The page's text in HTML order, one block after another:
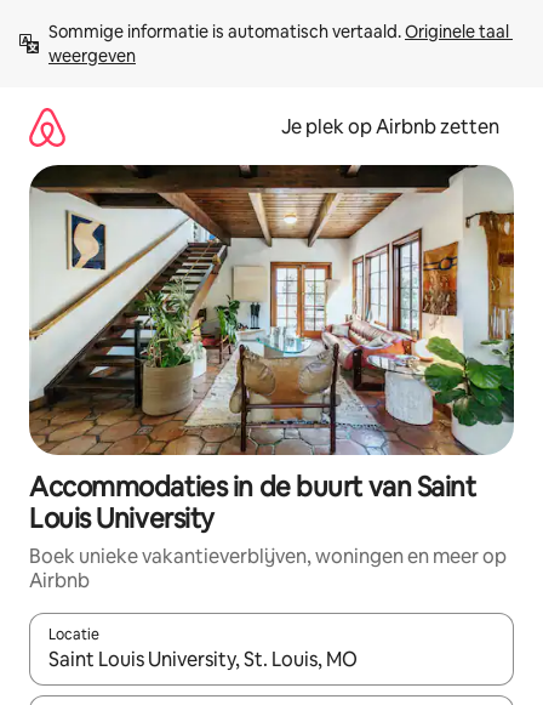
direct
naar
Sommige informatie is automatisch vertaald. Originele taal
weergeven
Je plek op Airbnb zetten
Accommodaties in de buurt van Saint
Louis University
Boek unieke vakantieverblijven, woningen en meer op
Airbnb
Locatie
Wanneer er resultaten beschikbaar zijn, maak je een keuze